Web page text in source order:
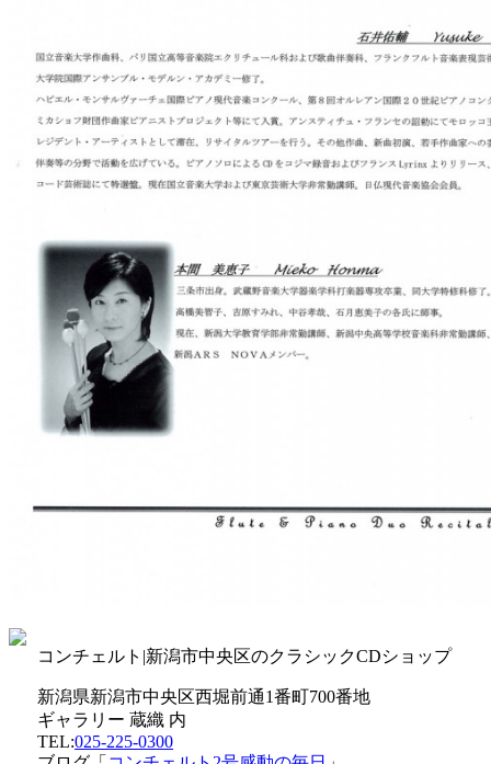
コンチェルト|新潟市中央区のクラシックCDショップ
新潟県新潟市中央区西堀前通1番町700番地
ギャラリー 蔵織 内
TEL:025-225-0300